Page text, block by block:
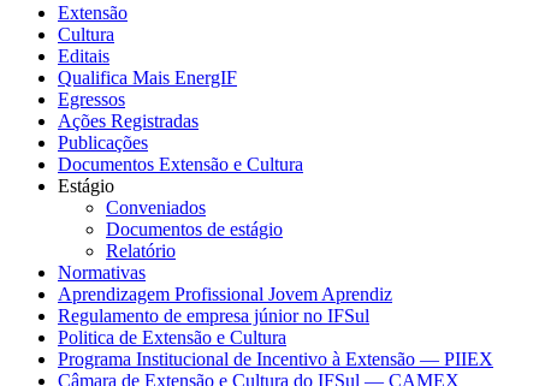
Extensão
Cultura
Editais
Qualifica Mais EnergIF
Egressos
Ações Registradas
Publicações
Documentos Extensão e Cultura
Estágio
Conveniados
Documentos de estágio
Relatório
Normativas
Aprendizagem Profissional Jovem Aprendiz
Regulamento de empresa júnior no IFSul
Politica de Extensão e Cultura
Programa Institucional de Incentivo à Extensão — PIIEX
Câmara de Extensão e Cultura do IFSul — CAMEX